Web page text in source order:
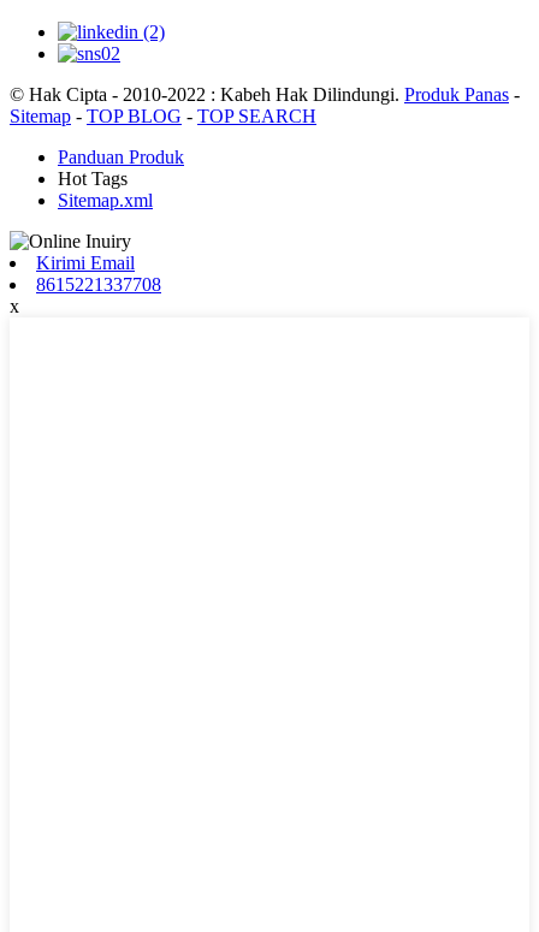
© Hak Cipta - 2010-2022 : Kabeh Hak Dilindungi. Produk Panas -
Sitemap - TOP BLOG - TOP SEARCH
Panduan Produk
Hot Tags
Sitemap.xml
Kirimi Email
8615221337708
x